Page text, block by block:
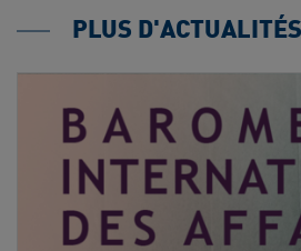
PLUS D'ACTUALITÉS